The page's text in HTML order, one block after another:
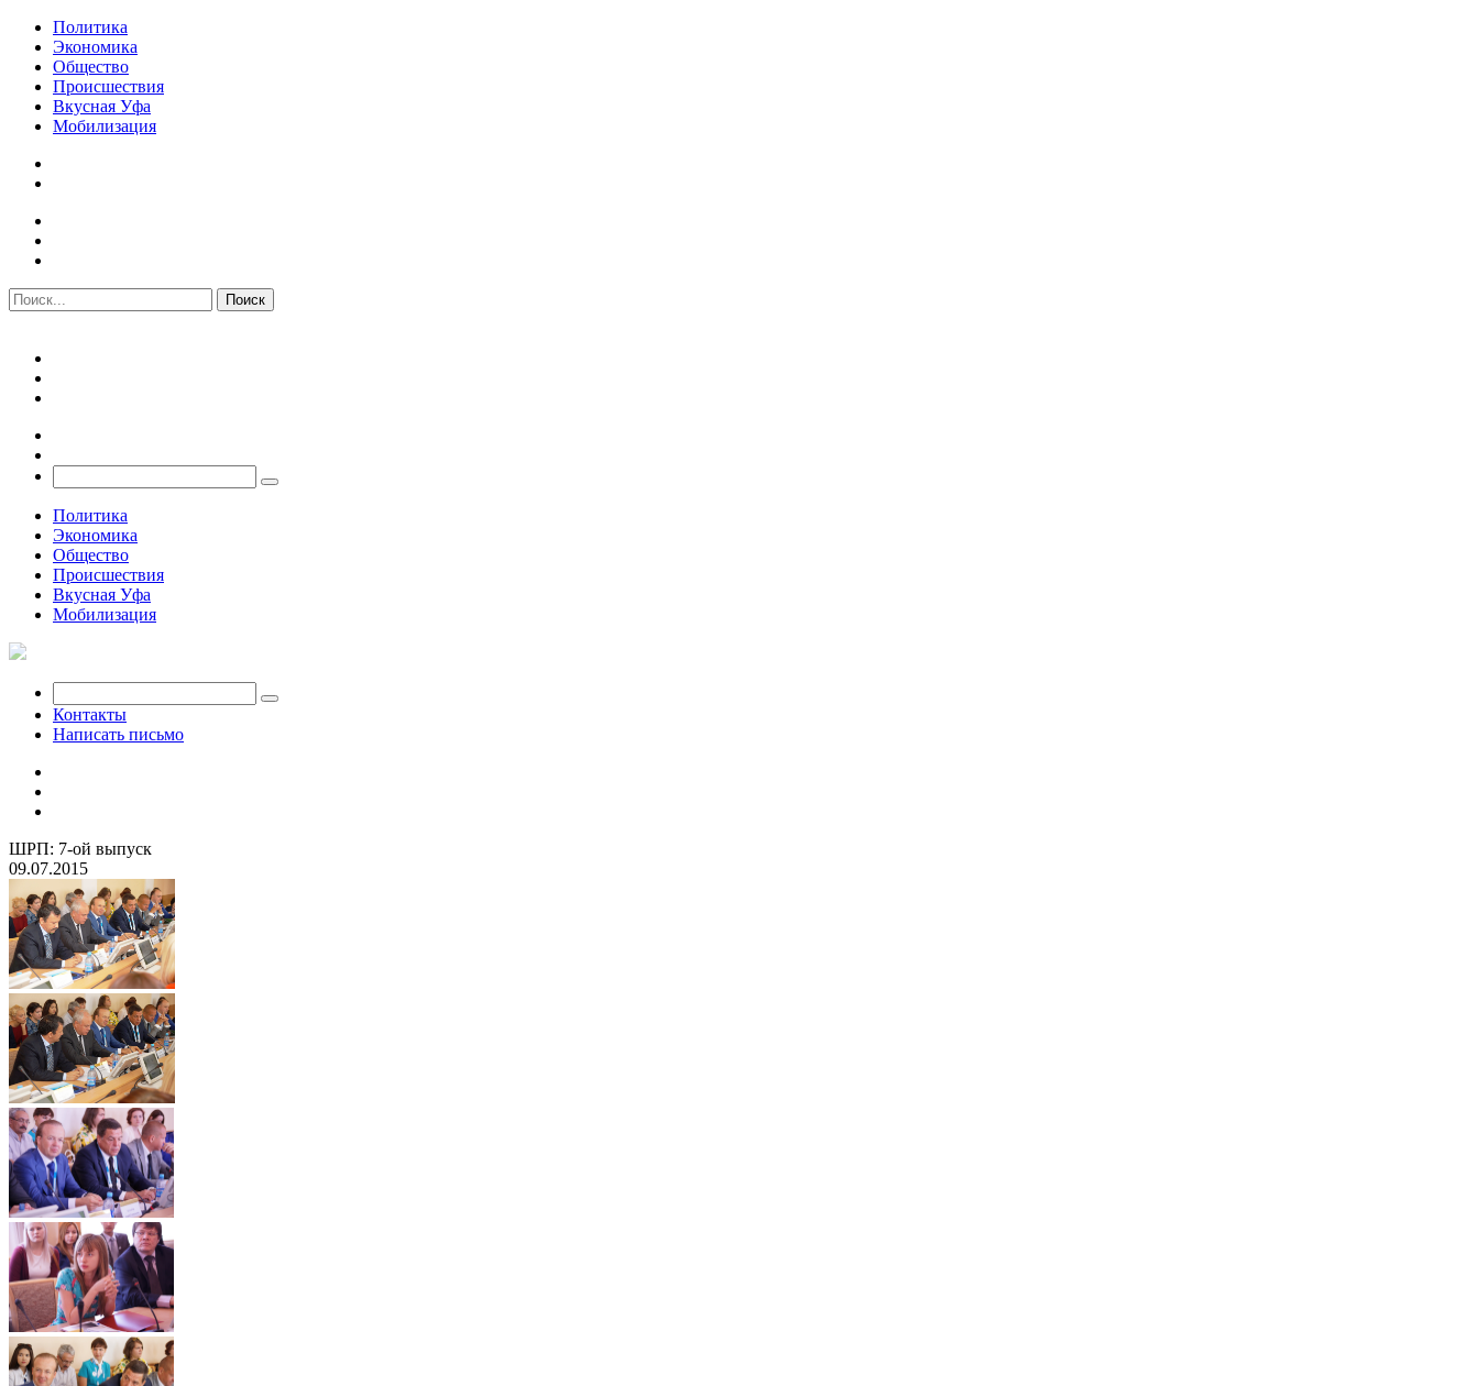
Политика
Экономика
Общество
Происшествия
Вкусная Уфа
Мобилизация
Политика
Экономика
Общество
Происшествия
Вкусная Уфа
Мобилизация
Контакты
Написать письмо
ШРП: 7-ой выпуск
09.07.2015